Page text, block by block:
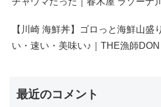
【川崎 海鮮丼】ゴロっと海鮮山盛
い・速い・美味い♪｜THE漁師DON
最近のコメント